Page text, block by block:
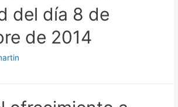
del día 8 de
de 2014